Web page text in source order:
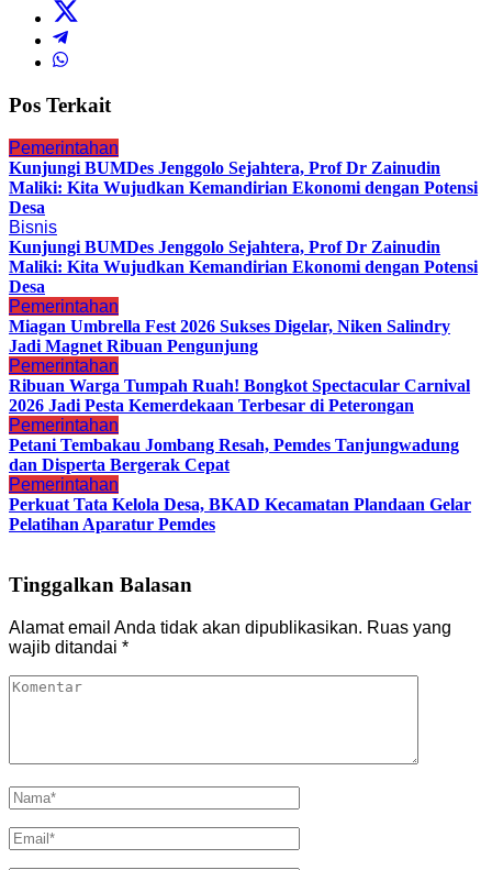
Pos Terkait
Pemerintahan
Kunjungi BUMDes Jenggolo Sejahtera, Prof Dr Zainudin
Maliki: Kita Wujudkan Kemandirian Ekonomi dengan Potensi
Desa
Bisnis
Kunjungi BUMDes Jenggolo Sejahtera, Prof Dr Zainudin
Maliki: Kita Wujudkan Kemandirian Ekonomi dengan Potensi
Desa
Pemerintahan
Miagan Umbrella Fest 2026 Sukses Digelar, Niken Salindry
Jadi Magnet Ribuan Pengunjung
Pemerintahan
Ribuan Warga Tumpah Ruah! Bongkot Spectacular Carnival
2026 Jadi Pesta Kemerdekaan Terbesar di Peterongan
Pemerintahan
Petani Tembakau Jombang Resah, Pemdes Tanjungwadung
dan Disperta Bergerak Cepat
Pemerintahan
Perkuat Tata Kelola Desa, BKAD Kecamatan Plandaan Gelar
Pelatihan Aparatur Pemdes
Tinggalkan Balasan
Alamat email Anda tidak akan dipublikasikan. Ruas yang
wajib ditandai *